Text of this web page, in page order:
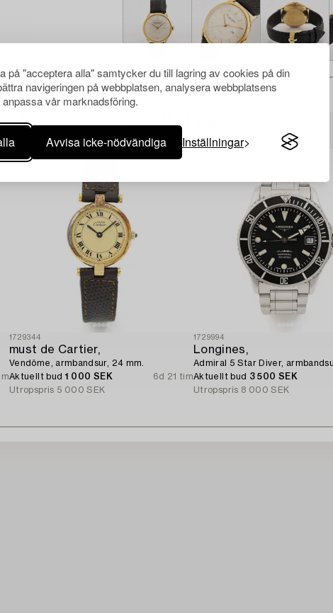
på "acceptera alla" samtycker du till lagring av cookies på din
navigeringen på webbplatsen, analysera webbplatsens
vår marknadsföring.
Avvisa icke-nödvändiga Inställningar
Andra har även tittat på
1729344
must de Cartier,
Vendôme, armbandsur, 24 mm.
Aktuellt bud 1 000 SEK
6d 21 tim
Utropspris 5 000 SEK
1729994
Longines,
Admiral 5 Star Diver,
Aktuellt bud 3 500 SEK
Utropspris 8 000 SEK